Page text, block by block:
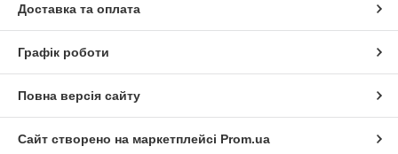
Доставка та оплата
Графік роботи
Повна версія сайту
Сайт створено на маркетплейсі Prom.ua